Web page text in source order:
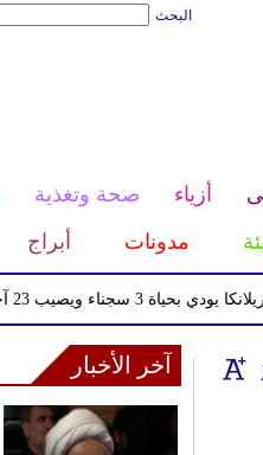
البحث
أزياء صحة وتغذية
مدونات أبراج
23 آخرين
آخر الأخبار